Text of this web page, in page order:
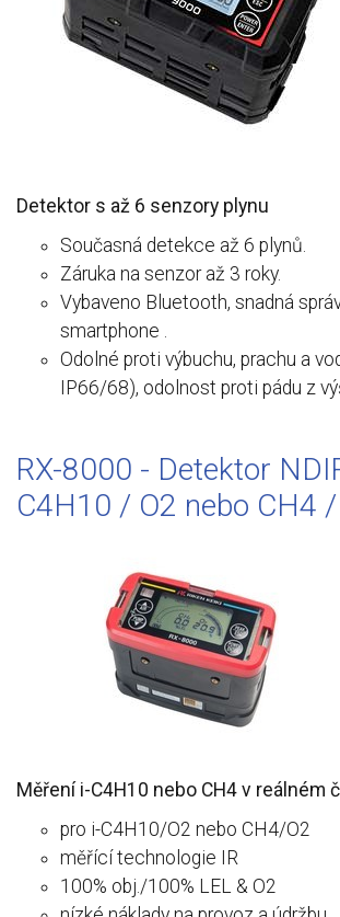
Detektor s až 6 senzory plynu
Současná detekce až 6 plynů.
Záruka na senzor až 3 roky.
Vybaveno Bluetooth, snadná
smartphone .
Odolné proti výbuchu, prachu a
IP66/68), odolnost proti pádu z
RX-8000 - Detektor
C4H10 / O2 nebo CH4
Měření i-C4H10 nebo CH4 v reálném
pro i-C4H10/O2 nebo CH4/O2
měřící technologie IR
100% obj./100% LEL & O2